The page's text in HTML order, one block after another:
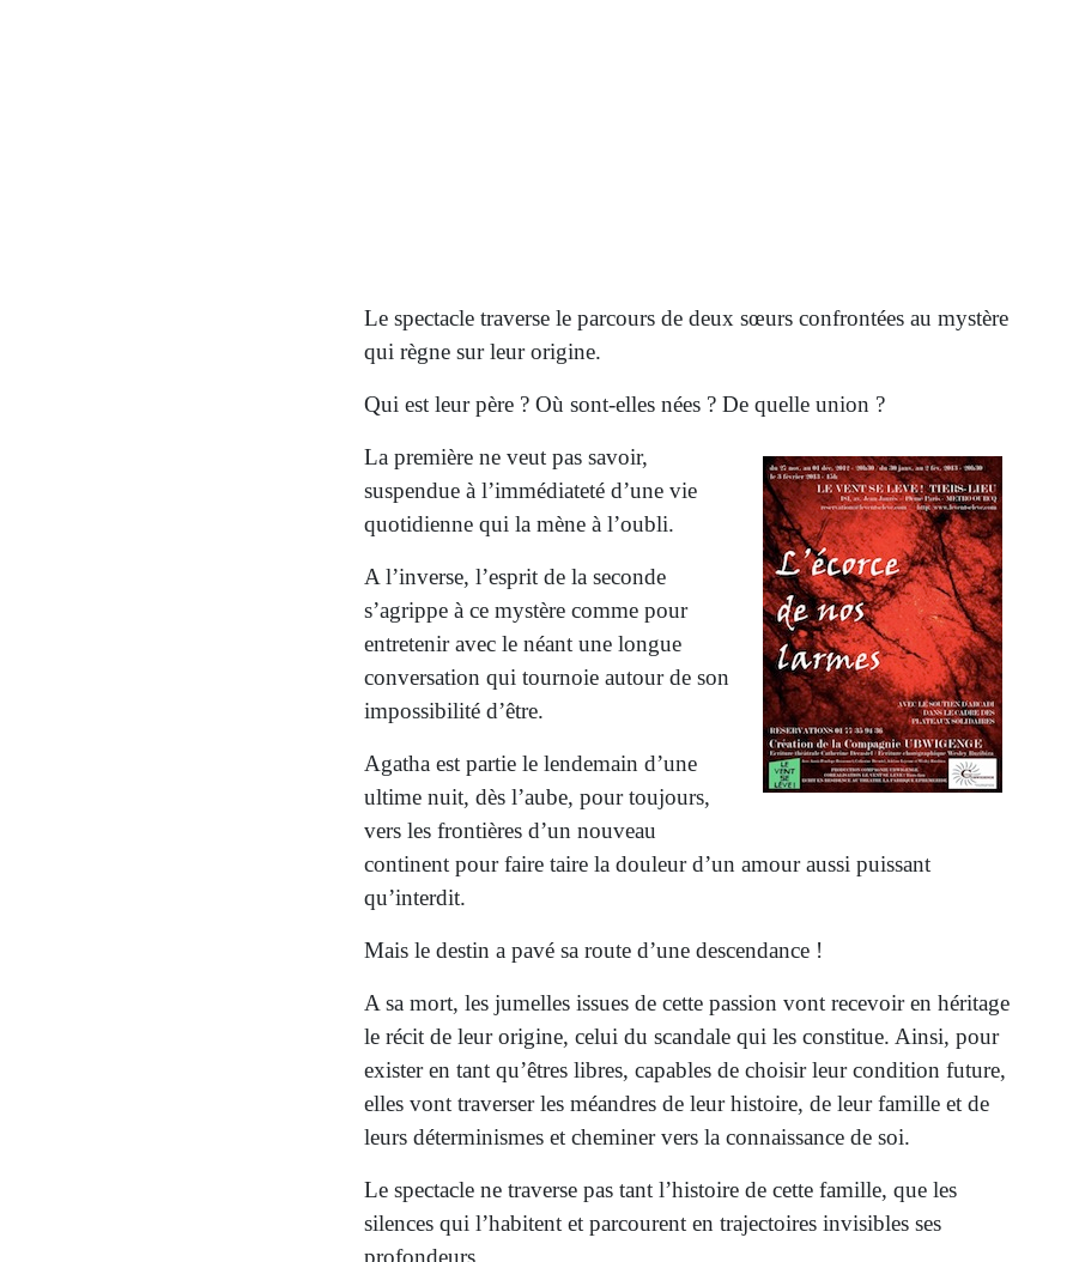
Le spectacle traverse le parcours de deux sœurs confrontées au mystère
qui règne sur leur origine.
Qui est leur père ? Où sont-elles nées ? De quelle union ?
La première ne veut pas savoir,
suspendue à l’immédiateté d’une vie
quotidienne qui la mène à l’oubli.
A l’inverse, l’esprit de la seconde
s’agrippe à ce mystère comme pour
entretenir avec le néant une longue
conversation qui tournoie autour de son
impossibilité d’être.
Agatha est partie le lendemain d’une
ultime nuit, dès l’aube, pour toujours,
vers les frontières d’un nouveau
continent pour faire taire la douleur d’un amour aussi puissant
qu’interdit.
Mais le destin a pavé sa route d’une descendance !
A sa mort, les jumelles issues de cette passion vont recevoir en héritage
le récit de leur origine, celui du scandale qui les constitue. Ainsi, pour
exister en tant qu’êtres libres, capables de choisir leur condition future,
elles vont traverser les méandres de leur histoire, de leur famille et de
leurs déterminismes et cheminer vers la connaissance de soi.
Le spectacle ne traverse pas tant l’histoire de cette famille, que les
silences qui l’habitent et parcourent en trajectoires invisibles ses
profondeurs.